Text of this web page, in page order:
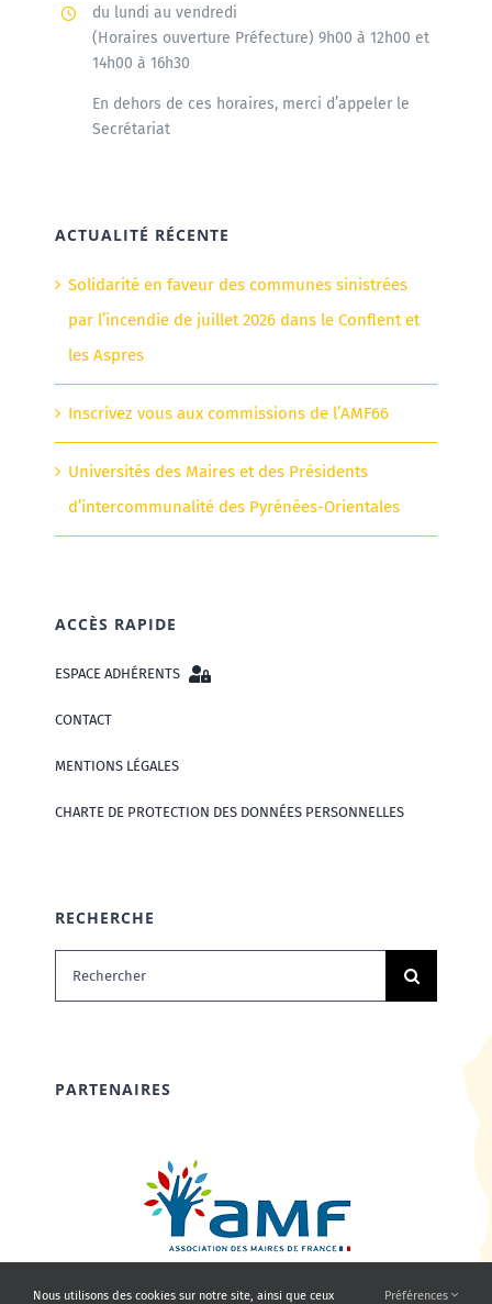
du lundi au vendredi
(Horaires ouverture Préfecture) 9h00 à 12h00 et
14h00 à 16h30
En dehors de ces horaires, merci d’appeler le
Secrétariat
ACTUALITÉ RÉCENTE
Solidarité en faveur des communes sinistrées
par l’incendie de juillet 2026 dans le Conflent et
les Aspres
Inscrivez vous aux commissions de l’AMF66
Universités des Maires et des Présidents
d’intercommunalité des Pyrénées-Orientales
ACCÈS RAPIDE
ESPACE ADHÉRENTS
CONTACT
MENTIONS LÉGALES
CHARTE DE PROTECTION DES DONNÉES PERSONNELLES
RECHERCHE
Rechercher:
PARTENAIRES
Nous utilisons des cookies sur notre site, ainsi que ceux Préférences